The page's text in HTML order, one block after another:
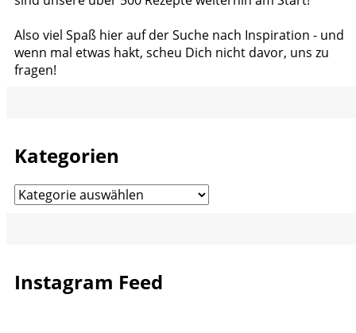
Also viel Spaß hier auf der Suche nach Inspiration - und
wenn mal etwas hakt, scheu Dich nicht davor, uns zu
fragen!
Kategorien
Kategorien
Instagram Feed